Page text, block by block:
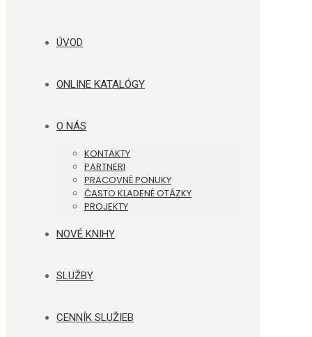
ÚVOD
ONLINE KATALÓGY
O NÁS
KONTAKTY
PARTNERI
PRACOVNÉ PONUKY
ČASTO KLADENÉ OTÁZKY
PROJEKTY
NOVÉ KNIHY
SLUŽBY
CENNÍK SLUŽIEB